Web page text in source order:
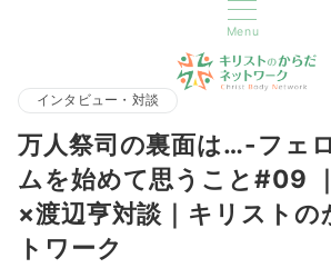
Menu
インタビュー・対談
万人祭司の裏面は…-フェ
ムを始めて思うこと#09
×渡辺亨対談｜キリストの
トワーク